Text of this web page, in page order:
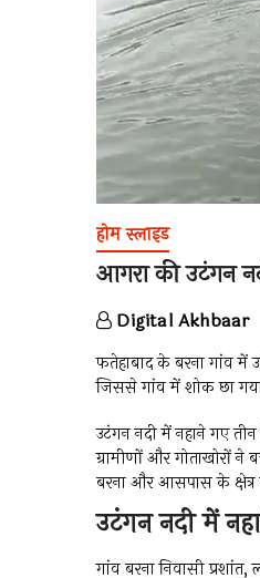
होम स्लाइड
आगरा की उटंगन
Digital Akhbaar
फतेहाबाद के बरना गांव में
जिससे गांव में शोक छा
उटंगन नदी में नहाने गए
ग्रामीणों और गोताखोरों
बरना और आसपास के
उटंगन नदी में
गांव बरना निवासी